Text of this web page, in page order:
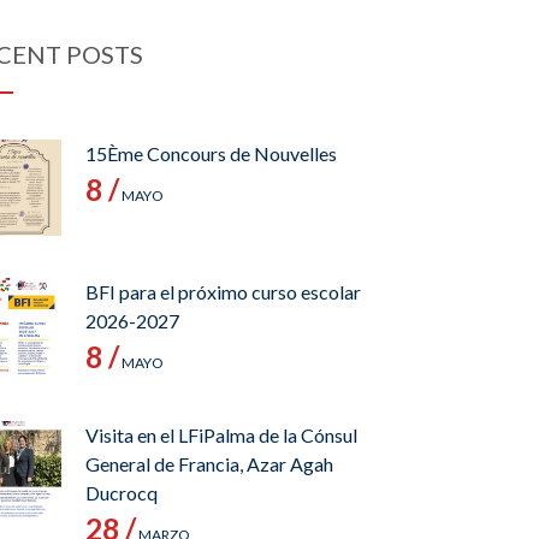
POSTS
15Ème Concours de Nouvelles
8 /MAYO
BFI para el próximo curso escolar
2026-2027
8 /MAYO
Visita en el LFiPalma de la Cónsul
General de Francia, Azar Agah
Ducrocq
28 /MARZO